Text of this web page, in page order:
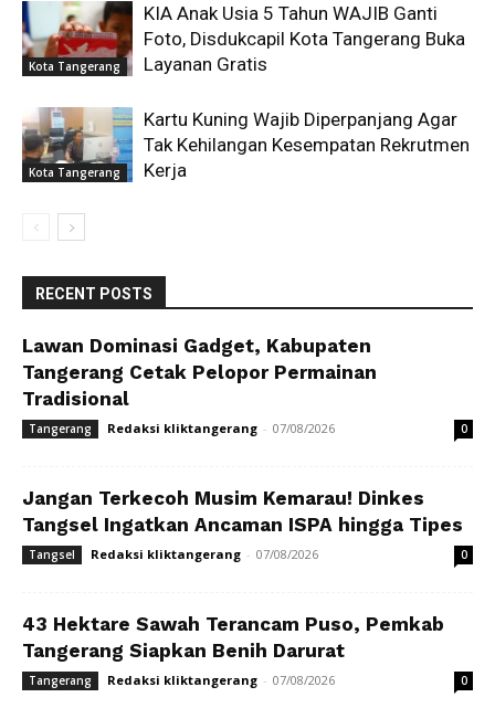
Kota Tangerang
KIA Anak Usia 5 Tahun WAJIB Ganti
Foto, Disdukcapil Kota Tangerang Buka
Layanan Gratis
Kota Tangerang
Kartu Kuning Wajib Diperpanjang Agar
Tak Kehilangan Kesempatan Rekrutmen
Kerja
RECENT POSTS
Lawan Dominasi Gadget, Kabupaten
Tangerang Cetak Pelopor Permainan
Tradisional
Tangerang Redaksi kliktangerang - 07/08/2026 0
Jangan Terkecoh Musim Kemarau! Dinkes
Tangsel Ingatkan Ancaman ISPA hingga Tipes
Tangsel Redaksi kliktangerang - 07/08/2026 0
43 Hektare Sawah Terancam Puso, Pemkab
Tangerang Siapkan Benih Darurat
Tangerang Redaksi kliktangerang - 07/08/2026 0